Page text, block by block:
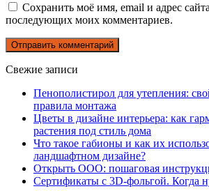
Сохранить моё имя, email и адрес
последующих моих комментариев.
Свежие записи
Пенополистирол для утепления:
правила монтажа
Цветы в дизайне интерьера: как
растения под стиль дома
Что такое габионы и как их
ландшафтном дизайне?
Открыть ООО: пошаговая
Сертификаты с 3D-фольгой. Когда